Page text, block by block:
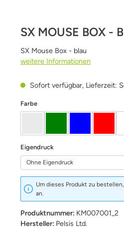
SX MOUSE BOX -
SX Mouse Box - blau
weitere Informationen
Sofort verfügbar, Lieferzeit:
Farbeauswählen
Eigendruck
Um dieses Produkt zu
an.
Produktnummer: KM007001_2
Hersteller: Pelsis Ltd.